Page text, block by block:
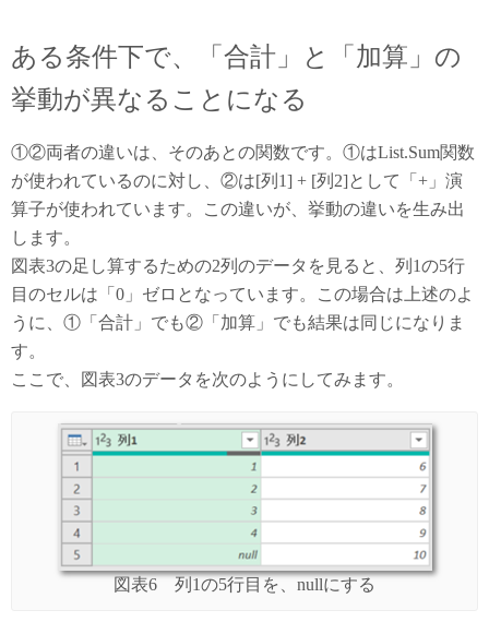
ある条件下で、「合計」と「加算」の
挙動が異なることになる
①②両者の違いは、そのあとの関数です。①はList.Sum関数
が使われているのに対し、②は[列1] + [列2]として「+」演
算子が使われています。この違いが、挙動の違いを生み出
します。
図表3の足し算するための2列のデータを見ると、列1の5行
目のセルは「0」ゼロとなっています。この場合は上述のよ
うに、①「合計」でも②「加算」でも結果は同じになりま
す。
ここで、図表3のデータを次のようにしてみます。
図表6 列1の5行目を、nullにする